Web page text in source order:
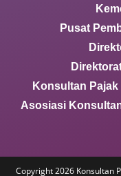
Pusat
Konsultan
Asosiasi
Copyright 2026 Konsultan